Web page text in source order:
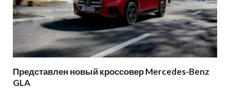
Представлен новый кроссовер Mercedes-Benz
GLA